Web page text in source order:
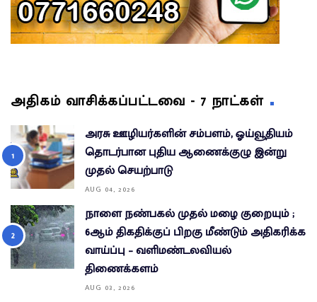
அதிகம் வாசிக்கப்பட்டவை - 7 நாட்கள்
அரசு ஊழியர்களின் சம்பளம், ஓய்வூதியம்
தொடர்பான புதிய ஆணைக்குழு இன்று
முதல் செயற்பாடு
AUG 04, 2026
நாளை நண்பகல் முதல் மழை குறையும் ;
6ஆம் திகதிக்குப் பிறகு மீண்டும் அதிகரிக்க
வாய்ப்பு – வளிமண்டலவியல்
திணைக்களம்
AUG 03, 2026